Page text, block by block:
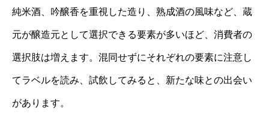
純米酒、吟醸香を重視した造り、熟成酒の風味など、蔵
元が醸造元として選択できる要素が多いほど、消費者の
選択肢は増えます。混同せずにそれぞれの要素に注意し
てラベルを読み、試飲してみると、新たな味との出会い
があります。